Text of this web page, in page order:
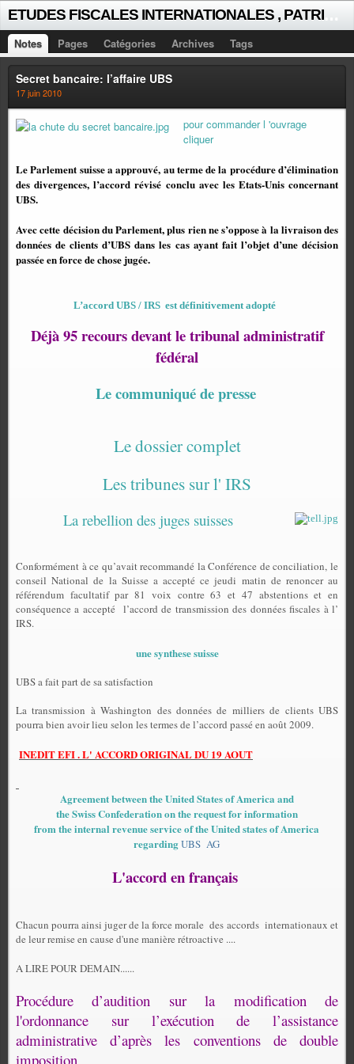
Notes Pages Catégories Archives Tags
Secret bancaire: l’affaire UBS
17 juin 2010
pour commander l 'ouvrage
cliquer
Le Parlement suisse a approuvé, au terme de la procédure d’élimination
des divergences, l’accord révisé conclu avec les Etats-Unis concernant
UBS.
Avec cette décision du Parlement, plus rien ne s’oppose à la livraison des
données de clients d’UBS dans les cas ayant fait l’objet d’une décision
passée en force de chose jugée.
L’accord UBS / IRS est définitivement adopté
Déjà 95 recours devant le tribunal administratif
fédéral
Le communiqué de presse
Le dossier complet
Les tribunes sur l' IRS
La rebellion des juges suisses
Conformément à ce qu’avait recommandé la Conférence de conciliation, le
conseil National de la Suisse a accepté ce jeudi matin de renoncer au
référendum facultatif par 81 voix contre 63 et 47 abstentions et en
conséquence a accepté
l’accord de transmission des données fiscales à l’
IRS.
une synthese suisse
UBS a fait part de sa satisfaction
La transmission à Washington des données de milliers de clients UBS
pourra bien avoir lieu selon les termes de l’accord passé en août 2009.
INEDIT EFI . L' ACCORD ORIGINAL DU 19 AOUT
Agreement between the United States of America and
the Swiss Confederation on the request for information
from the internal revenue service of the United states of America
regardingUBS AG
L'accord en français
Chacun pourra ainsi juger de la force morale des accords internationaux et
de leur remise en cause d'une manière rétroactive ....
A LIRE POUR DEMAIN......
Procédure d’audition sur la modification de
l'ordonnance sur l’exécution de l’assistance
administrative d’après les conventions de double
imposition